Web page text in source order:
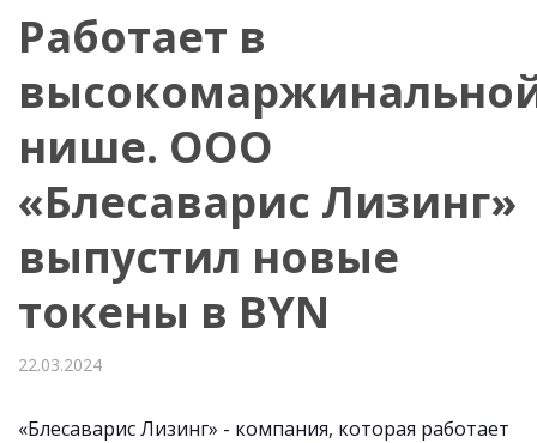
Работает в
нише. ООО
«Блесаварис Лизинг»
выпустил новые
токены в BYN
22.03.2024
«Блесаварис Лизинг» - компания, которая работает